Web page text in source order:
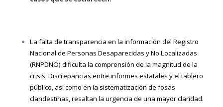
La falta de transparencia en la información del Registro
Nacional de Personas Desaparecidas y No Localizadas
(RNPDNO) dificulta la comprensión de la magnitud de la
crisis. Discrepancias entre informes estatales y el tablero
público, así como en la sistematización de fosas
clandestinas, resaltan la urgencia de una mayor claridad.